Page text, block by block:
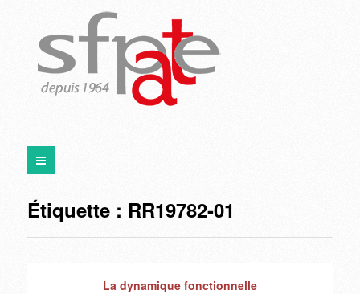
Étiquette : RR19782-01
La dynamique fonctionnelle